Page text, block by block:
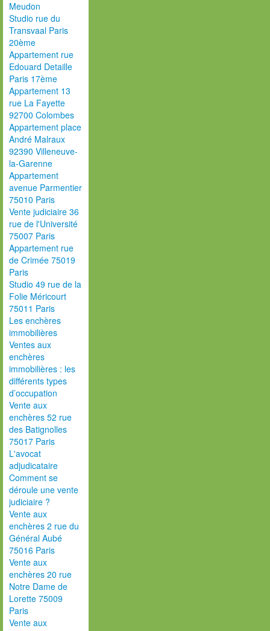
Meudon
Studio rue du
Transvaal Paris
20ème
Appartement rue
Edouard Detaille
Paris 17ème
Appartement 13
rue La Fayette
92700 Colombes
Appartement place
André Malraux
92390 Villeneuve-
la-Garenne
Appartement
avenue Parmentier
75010 Paris
Vente judiciaire 36
rue de l'Université
75007 Paris
Appartement rue
de Crimée 75019
Paris
Studio 49 rue de la
Folie Méricourt
75011 Paris
Les enchères
immobilières
Ventes aux
enchères
immobilières : les
différents types
d’occupation
Vente aux
enchères 52 rue
des Batignolles
75017 Paris
L'avocat
adjudicataire
Comment se
déroule une vente
judiciaire ?
Vente aux
enchères 2 rue du
Général Aubé
75016 Paris
Vente aux
enchères 20 rue
Notre Dame de
Lorette 75009
Paris
Vente aux